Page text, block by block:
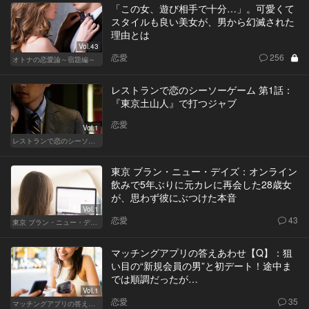
Vol.43
オトナの恋愛論～宿題編～
「この女、遊び相手で十分…」。可愛くて
スタイルも良い美女が、男から幻滅された
理由とは
恋愛 256
Vol.1
レストランで恋のシーソーゲーム（MAN）
レストランで恋のシーソーゲーム 第1話：
『東京土山人』で打つジャブ
恋愛
Vol.1
東京 ブラン・ニュー・デイズ
東京 ブラン・ニュー・デイズ：オンライン
飲みで5年ぶりに元カレに再会した28歳女
が、思わず彼にぶつけた本音
恋愛 43
Vol.1
マッチングアプリの答えあわせ【Q】～SEASON2～
マッチングアプリの答えあわせ【Q】：狙
い目の“新規会員の男”と初デート！途中ま
では順調だったが…
恋愛 35